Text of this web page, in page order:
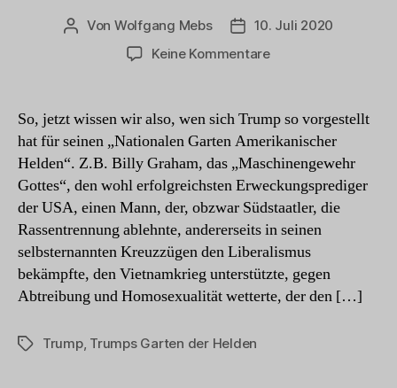
Beitragsautor
Von Wolfgang Mebs Beitragsdatum
10. Juli 2020
Keine Kommentarezu
Gartenzwerge?
So, jetzt wissen wir also, wen sich Trump so vorgestellt
hat für seinen „Nationalen Garten Amerikanischer
Helden“. Z.B. Billy Graham, das „Maschinengewehr
Gottes“, den wohl erfolgreichsten Erweckungsprediger
der USA, einen Mann, der, obzwar Südstaatler, die
Rassentrennung ablehnte, andererseits in seinen
selbsternannten Kreuzzügen den Liberalismus
bekämpfte, den Vietnamkrieg unterstützte, gegen
Abtreibung und Homosexualität wetterte, der den […]
Schlagwörter
Trump, Trumps Garten der Helden